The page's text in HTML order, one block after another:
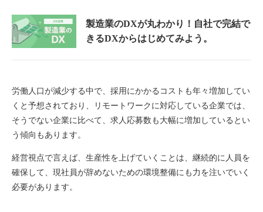
製造業のDXが丸わかり！ 自社で完結で
きるDXからはじめてみよう。
労働人口が減少する中で、採用にかかるコストも年々増加してい
くと予想されており、リモートワークに対応している企業では、
そうでない企業に比べて、求人応募数も大幅に増加しているとい
う傾向もあります。
経営視点で言えば、生産性を上げていくことは、継続的に人員を
確保して、現社員が辞めないための環境整備にも力を注いでいく
必要があります。